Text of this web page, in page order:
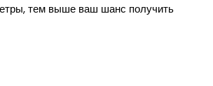
тем выше ваш шанс получить